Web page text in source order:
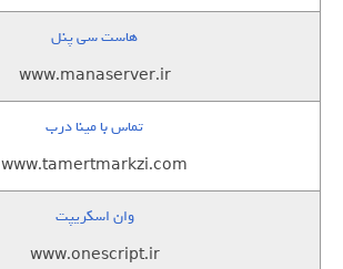
هاست سی پنل
www.manaserver.ir
تماس با مینا درب
www.tamertmarkzi.com
وان اسکریپت
www.onescript.ir